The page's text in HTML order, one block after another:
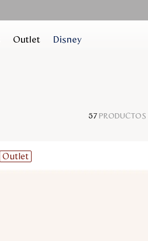
Outlet Disney
57 PRODUCTOS
Outlet